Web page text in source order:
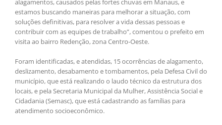
alagamentos, causados pelas fortes chuvas em Manaus, e
estamos buscando maneiras para melhorar a situação, com
soluções definitivas, para resolver a vida dessas pessoas e
contribuir com as equipes de trabalho”, comentou o prefeito em
visita ao bairro Redenção, zona Centro-Oeste.
Foram identificadas, e atendidas, 15 ocorrências de alagamento,
deslizamento, desabamento e tombamentos, pela Defesa Civil do
município, que está realizando o laudo técnico da estrutura dos
locais, e pela Secretaria Municipal da Mulher, Assistência Social e
Cidadania (Semasc), que está cadastrando as famílias para
atendimento socioeconômico.